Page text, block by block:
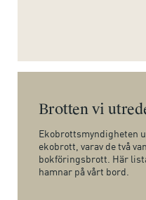
Brotten vi
Ekobrottsmyndigheten
ekobrott, varav de två
bokföringsbrott. Här
hamnar på vårt bord.